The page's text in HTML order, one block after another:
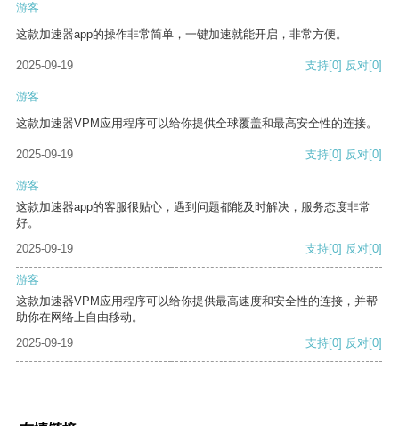
游客
这款加速器app的操作非常简单，一键加速就能开启，非常方便。
2025-09-19 支持[0] 反对[0]
游客
这款加速器VPM应用程序可以给你提供全球覆盖和最高安全性的连接。
2025-09-19 支持[0] 反对[0]
游客
这款加速器app的客服很贴心，遇到问题都能及时解决，服务态度非常
好。
2025-09-19
支持[0] 反对[0]
游客
这款加速器VPM应用程序可以给你提供最高速度和安全性的连接，并帮
助你在网络上自由移动。
2025-09-19
支持[0] 反对[0]